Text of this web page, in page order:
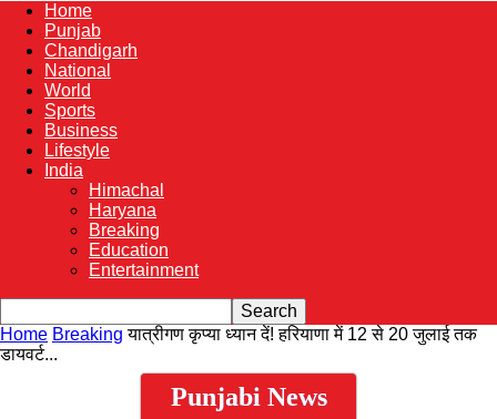
Home
Punjab
Chandigarh
National
World
Sports
Business
Lifestyle
India
Himachal
Haryana
Breaking
Education
Entertainment
Home Breaking यात्रीगण कृप्या ध्यान दें! हरियाणा में 12 से 20 जुलाई तक
डायवर्ट...
Punjabi News